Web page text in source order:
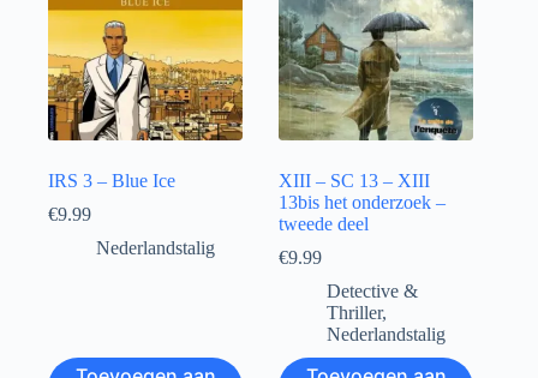
IRS 3 – Blue Ice
€9.99
Nederlandstalig
XIII – SC 13 – XIII
13bis het onderzoek –
tweede deel
€9.99
Detective &
Thriller,
Nederlandstalig